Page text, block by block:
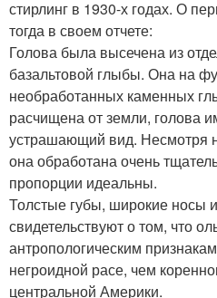
стирлинг в 1930-х годах. О
тогда в своем отчете:
Голова была высечена из
базальтовой глыбы. Она на
необработанных каменных
расчищена от земли, голова
устрашающий вид. Несмотря
она обработана очень
пропорции идеальны.
Толстые губы, широкие носы
свидетельствуют о том, что
антропологическим
негроидной расе, чем
центральной Америки.